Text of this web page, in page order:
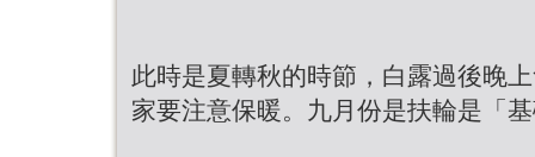
此時是夏轉秋的時節，白露過後晚
家要注意保暖。九月份是扶輪是「